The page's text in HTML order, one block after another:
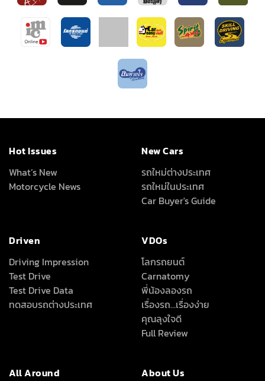
Hot Issues
What’s New
Motorcycle News
New Cars
รถใหม่ต่างประเทศ
รถใหม่ในประเทศ
Car Buyer's Guide
Driven
Driving Impression
Test Drive
Test Drive Data
ทดสอบรถต่างประเทศ
VDOs
โลกรถยนต์
Carnatomy
พี่น้องลองรถ
เรื่องรถ…เรื่องง่าย
คุณลุงใจดี
Full Review
All Around
About Us